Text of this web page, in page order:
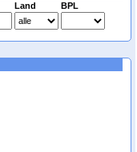
Land BPL